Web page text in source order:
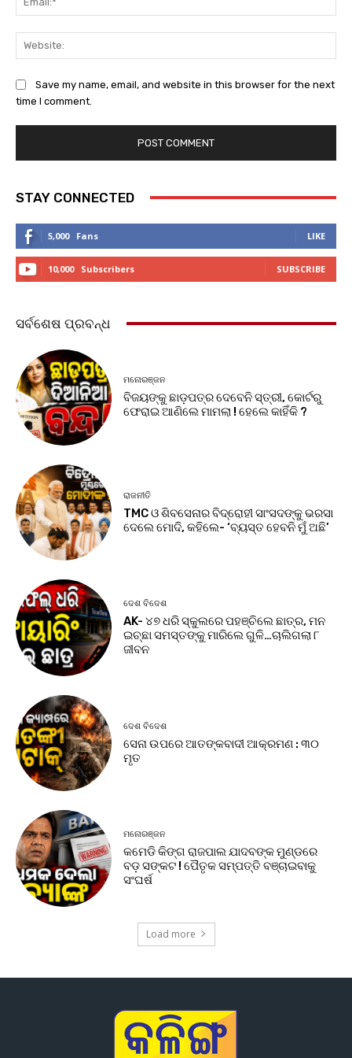
Save my name, email, and website in this browser for the next
time I comment.
STAY CONNECTED
5,000 Fans LIKE
10,000 Subscribers SUBSCRIBE
ସର୍ବଶେଷ ପ୍ରବନ୍ଧ
ମନୋରଞ୍ଜନ
ବିଜୟଙ୍କୁ ଛାଡ଼ପତ୍ର ଦେବେନି ସ୍ତ୍ରୀ, କୋର୍ଟରୁ
ଫେରାଇ ଆଣିଲେ ମାମଲା ! ହେଲେ କାହିଁକି ?
ରାଜନୀତି
TMC ଓ ଶିବସେନାର ବିଦ୍ରୋହୀ ସାଂସଦଙ୍କୁ ଭରସା
ଦେଲେ ମୋଦି, କହିଲେ- ‘ବ୍ୟସ୍ତ ହେବନି ମୁଁ ଅଛି’
ଦେଶ ବିଦେଶ
AK- ୪୭ ଧରି ସ୍କୁଲରେ ପହଞ୍ଚିଲେ ଛାତ୍ର, ମନ
ଇଚ୍ଛା ସମସ୍ତଙ୍କୁ ମାରିଲେ ଗୁଳି…ଚାଲିଗଲା ୮
ଜୀବନ
ଦେଶ ବିଦେଶ
ସେନା ଉପରେ ଆତଙ୍କବାଦୀ ଆକ୍ରମଣ : ୩୦
ମୃତ
ମନୋରଞ୍ଜନ
କମେଡି କିଙ୍ଗ ରାଜପାଲ ଯାଦବଙ୍କ ମୁଣ୍ଡରେ
ବଡ଼ ସଙ୍କଟ ! ପୈତୃକ ସମ୍ପତ୍ତି ବଞ୍ଚାଇବାକୁ
ସଂଘର୍ଷ
Load more